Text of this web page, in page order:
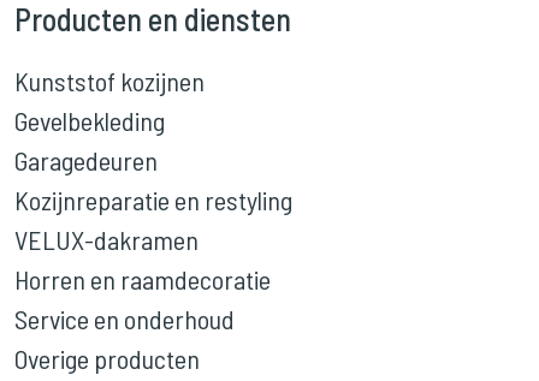
Producten en diensten
Kunststof kozijnen
Gevelbekleding
Garagedeuren
Kozijnreparatie en restyling
VELUX-dakramen
Horren en raamdecoratie
Service en onderhoud
Overige producten